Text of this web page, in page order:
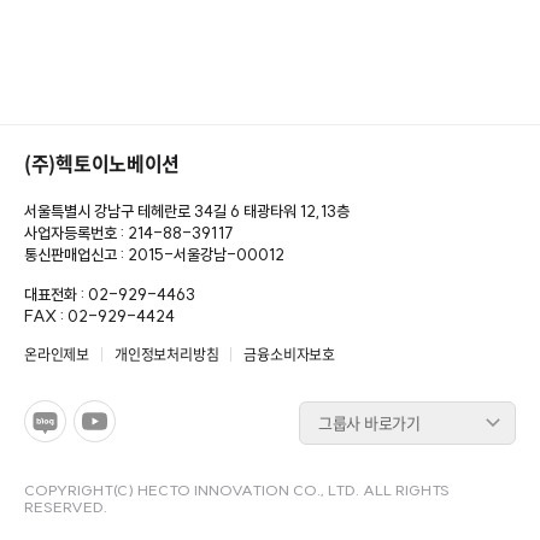
(주)헥토이노베이션
서울특별시 강남구 테헤란로 34길 6 태광타워 12,13층
사업자등록번호 : 214-88-39117
통신판매업신고 : 2015-서울강남-00012
대표전화 : 02-929-4463
FAX : 02-929-4424
온라인제보 개인정보처리방침 금융소비자보호
그룹사 바로가기
COPYRIGHT(C) HECTO INNOVATION CO., LTD. ALL RIGHTS
RESERVED.